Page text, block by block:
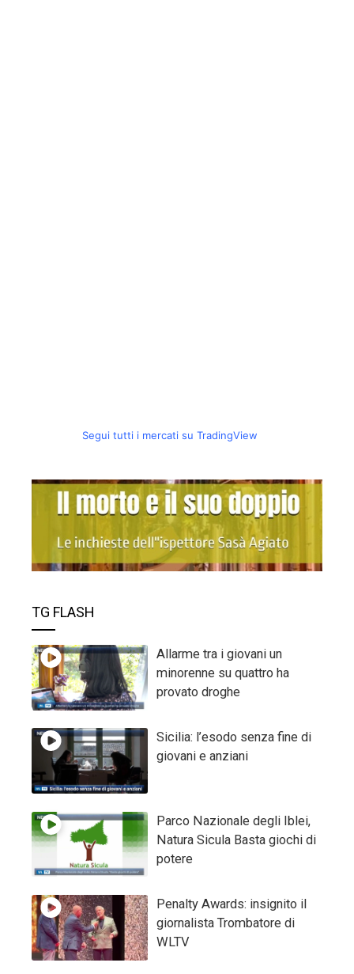
Segui tutti i mercati su TradingView
TG FLASH
Allarme tra i giovani un
minorenne su quattro ha
provato droghe
Sicilia: l’esodo senza fine di
giovani e anziani
Parco Nazionale degli Iblei,
Natura Sicula Basta giochi di
potere
Penalty Awards: insignito il
giornalista Trombatore di
WLTV